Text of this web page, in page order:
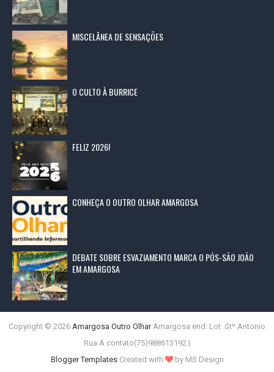
MISCELÂNEA DE SENSAÇÕES
O CULTO À BURRICE
FELIZ 2026!
CONHEÇA O OUTRO OLHAR AMARGOSA
DEBATE SOBRE ESVAZIAMENTO MARCA O PÓS-SÃO JOÃO
EM AMARGOSA
Copyright © 2026 Amargosa Outro Olhar Amargosa end: Lot. Stº Antonio
Rua A contato(75)988613192 |
Blogger TemplatesCreated with by MS Design